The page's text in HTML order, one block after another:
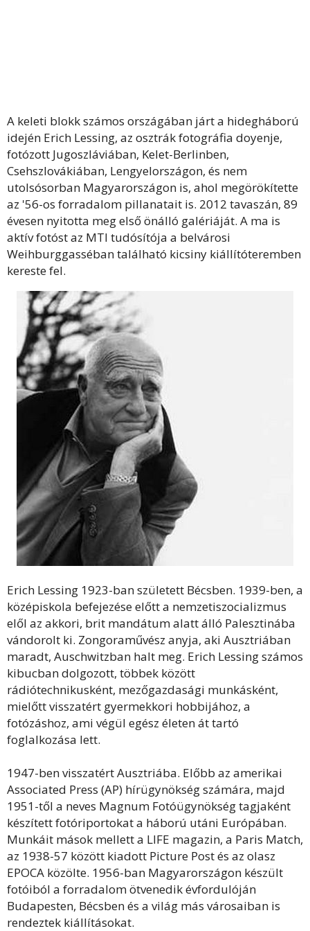
A keleti blokk számos országában járt a hidegháború
idején Erich Lessing, az osztrák fotográfia doyenje,
fotózott Jugoszláviában, Kelet-Berlinben,
Csehszlovákiában, Lengyelországon, és nem
utolsósorban Magyarországon is, ahol megörökítette
az '56-os forradalom pillanatait is. 2012 tavaszán, 89
évesen nyitotta meg első önálló galériáját. A ma is
aktív fotóst az MTI tudósítója a belvárosi
Weihburggasséban található kicsiny kiállítóteremben
kereste fel.
Erich Lessing 1923-ban született Bécsben. 1939-ben, a
középiskola befejezése előtt a nemzetiszocializmus
elől az akkori, brit mandátum alatt álló Palesztinába
vándorolt ki. Zongoraművész anyja, aki Ausztriában
maradt, Auschwitzban halt meg. Erich Lessing számos
kibucban dolgozott, többek között
rádiótechnikusként, mezőgazdasági munkásként,
mielőtt visszatért gyermekkori hobbijához, a
fotózáshoz, ami végül egész életen át tartó
foglalkozása lett.
1947-ben visszatért Ausztriába. Előbb az amerikai
Associated Press (AP) hírügynökség számára, majd
1951-től a neves Magnum Fotóügynökség tagjaként
készített fotóriportokat a háború utáni Európában.
Munkáit mások mellett a LIFE magazin, a Paris Match,
az 1938-57 között kiadott Picture Post és az olasz
EPOCA közölte. 1956-ban Magyarországon készült
fotóiból a forradalom ötvenedik évfordulóján
Budapesten, Bécsben és a világ más városaiban is
rendeztek kiállításokat.